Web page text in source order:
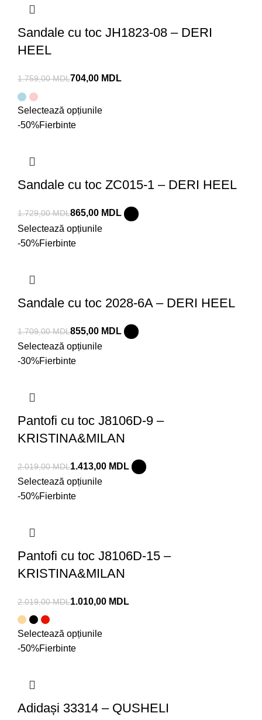
Sandale cu toc JH1823-08 – DERI
HEEL
1.759,00MDL704,00 MDL
Selectează opțiunile
-50%Fierbinte
Sandale cu toc ZC015-1 – DERI HEEL
1.729,00MDL865,00 MDL
Selectează opțiunile
-50%Fierbinte
Sandale cu toc 2028-6A – DERI HEEL
1.709,00MDL855,00 MDL
Selectează opțiunile
-30%Fierbinte
Pantofi cu toc J8106D-9 –
KRISTINA&MILAN
2.019,00MDL1.413,00 MDL
Selectează opțiunile
-50%Fierbinte
Pantofi cu toc J8106D-15 –
KRISTINA&MILAN
2.019,00MDL1.010,00 MDL
Selectează opțiunile
-50%Fierbinte
Adidași 33314 – QUSHELI